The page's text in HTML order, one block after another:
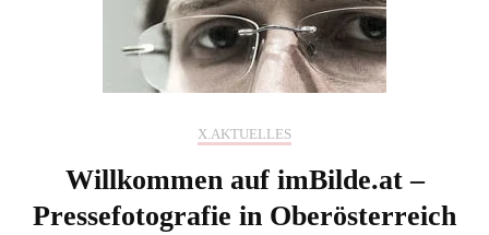
X.AKTUELLES
Willkommen auf imBilde.at –
Pressefotografie in Oberösterreich